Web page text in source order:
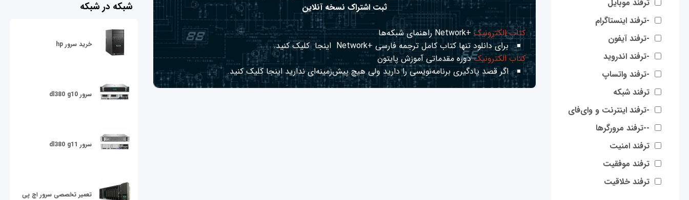
ترفند موبایل
-ترفند اینستاگرام
-ترفند آیفون
-ترفند اندروید
-ترفند واتساپ
ترفند شبکه
-ترفند اینترنت و وای‌فای
--ترفند مرورگرها
ترفند امنیت
ترفند موفقیت
ترفند خلاقیت
ثبت اشتراک نسخه آنلاین
کتاب الکترونیک +Network راهنمای شبکه‌ها
برای دانلود تنها کتاب کامل ترجمه فارسی +Network
اینجا کلیک کنید.
کتاب الکترونیکدوره مقدماتی آموزش پایتون
اگر قصد یادگیری برنامه‌نویسی را دارید ولی هیچ پیش‌زمینه‌ای نداریداینجا کلیک کنید.
شبکه در شبکه
خرید سرور hp
سرور dl380 g10
سرور dl380 g11
تعمیر تخصصی سرور اچ پی